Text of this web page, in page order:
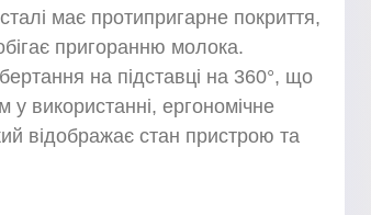
має протипригарне покриття,
пригоранню молока.
на підставці на 360°, що
використанні, ергономічне
відображає стан пристрою та